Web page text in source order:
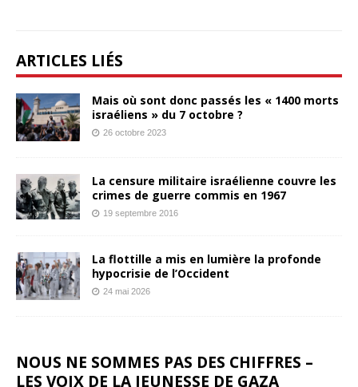
ARTICLES LIÉS
Mais où sont donc passés les « 1400 morts
israéliens » du 7 octobre ?
26 octobre 2023
La censure militaire israélienne couvre les
crimes de guerre commis en 1967
19 septembre 2016
La flottille a mis en lumière la profonde
hypocrisie de l’Occident
24 mai 2026
NOUS NE SOMMES PAS DES CHIFFRES –
LES VOIX DE LA JEUNESSE DE GAZA